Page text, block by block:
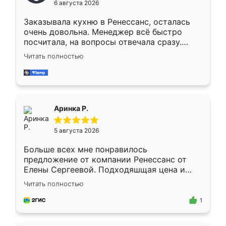
мебели буду заказывать только здесь.
6 августа 2026
Заказывала кухню в Ренессанс, осталась
очень довольна. Менеджер всё быстро
посчитала, на вопросы отвечала сразу.
Замерщик приехал в субботу, подошёл к
делу со всей ответственностью. Собрали
за день, ребята работали аккуратно, даже
Читать полностью
Аринка Р.
5 августа 2026
Больше всех мне понравилось
предложение от компании Ренессанс от
Елены Сергеевой. Подходяшщая цена и
короткие сроки изготовления. Приехавший
для замера сотрудник Владислав
предложил по моему эскизу самый
Читать полностью
1